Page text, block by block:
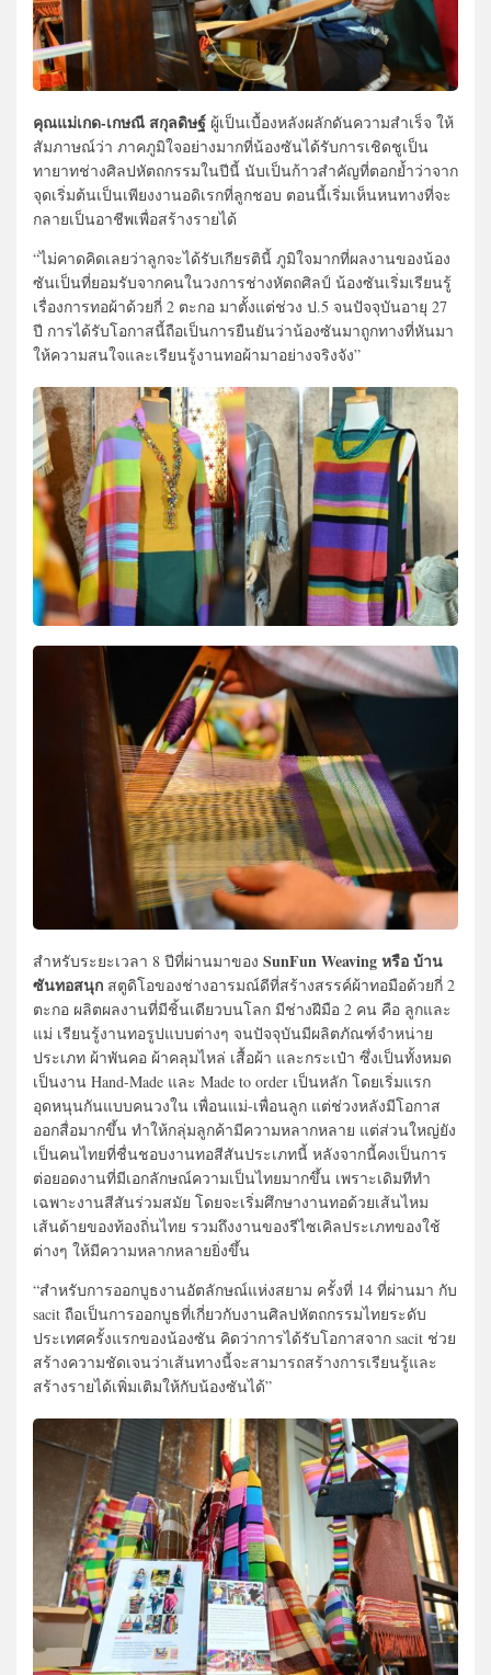
คุณแม่เกด-เกษณี สกุลดิษฐ์ ผู้เป็นเบื้องหลังผลักดันความสำเร็จ ให้
สัมภาษณ์ว่า ภาคภูมิใจอย่างมากที่น้องซันได้รับการเชิดชูเป็น
ทายาทช่างศิลปหัตถกรรมในปีนี้ นับเป็นก้าวสำคัญที่ตอกย้ำว่าจาก
จุดเริ่มต้นเป็นเพียงงานอดิเรกที่ลูกชอบ ตอนนี้เริ่มเห็นหนทางที่จะ
กลายเป็นอาชีพเพื่อสร้างรายได้
“ไม่คาดคิดเลยว่าลูกจะได้รับเกียรตินี้ ภูมิใจมากที่ผลงานของน้อง
ซันเป็นที่ยอมรับจากคนในวงการช่างหัตถศิลป์ น้องซันเริ่มเรียนรู้
เรื่องการทอผ้าด้วยกี่ 2 ตะกอ มาตั้งแต่ช่วง ป.5 จนปัจจุบันอายุ 27
ปี การได้รับโอกาสนี้ถือเป็นการยืนยันว่าน้องซันมาถูกทางที่หันมา
ให้ความสนใจและเรียนรู้งานทอผ้ามาอย่างจริงจัง”
สำหรับระยะเวลา 8 ปีที่ผ่านมาของ SunFun Weaving หรือ บ้าน
ซันทอสนุก สตูดิโอของช่างอารมณ์ดีที่สร้างสรรค์ผ้าทอมือด้วยกี่ 2
ตะกอ ผลิตผลงานที่มีชิ้นเดียวบนโลก มีช่างฝีมือ 2 คน คือ ลูกและ
แม่ เรียนรู้งานทอรูปแบบต่างๆ จนปัจจุบันมีผลิตภัณฑ์จำหน่าย
ประเภท ผ้าพันคอ ผ้าคลุมไหล่ เสื้อผ้า และกระเป๋า ซึ่งเป็นทั้งหมด
เป็นงาน Hand-Made และ Made to order เป็นหลัก โดยเริ่มแรก
อุดหนุนกันแบบคนวงใน เพื่อนแม่-เพื่อนลูก แต่ช่วงหลังมีโอกาส
ออกสื่อมากขึ้น ทำให้กลุ่มลูกค้ามีความหลากหลาย แต่ส่วนใหญ่ยัง
เป็นคนไทยที่ชื่นชอบงานทอสีสันประเภทนี้ หลังจากนี้คงเป็นการ
ต่อยอดงานที่มีเอกลักษณ์ความเป็นไทยมากขึ้น เพราะเดิมทีทำ
เฉพาะงานสีสันร่วมสมัย โดยจะเริ่มศึกษางานทอด้วยเส้นไหม
เส้นด้ายของท้องถิ่นไทย รวมถึงงานของรีไซเคิลประเภทของใช้
ต่างๆ ให้มีความหลากหลายยิ่งขึ้น
“สำหรับการออกบูธงานอัตลักษณ์แห่งสยาม ครั้งที่ 14 ที่ผ่านมา กับ
sacit ถือเป็นการออกบูธที่เกี่ยวกับงานศิลปหัตถกรรมไทยระดับ
ประเทศครั้งแรกของน้องซัน คิดว่าการได้รับโอกาสจาก sacit ช่วย
สร้างความชัดเจนว่าเส้นทางนี้จะสามารถสร้างการเรียนรู้และ
สร้างรายได้เพิ่มเติมให้กับน้องซันได้”